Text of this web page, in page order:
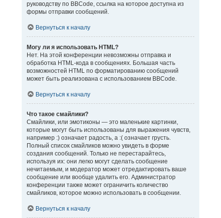
руководству по BBCode, ссылка на которое доступна из
формы отправки сообщений.
Вернуться к началу
Могу ли я использовать HTML?
Нет. На этой конференции невозможны отправка и
обработка HTML-кода в сообщениях. Большая часть
возможностей HTML по форматированию сообщений
может быть реализована с использованием BBCode.
Вернуться к началу
Что такое смайлики?
Смайлики, или эмотиконы — это маленькие картинки,
которые могут быть использованы для выражения чувств,
например :) означает радость, а :( означает грусть.
Полный список смайликов можно увидеть в форме
создания сообщений. Только не перестарайтесь,
используя их: они легко могут сделать сообщение
нечитаемым, и модератор может отредактировать ваше
сообщение или вообще удалить его. Администратор
конференции также может ограничить количество
смайликов, которое можно использовать в сообщении.
Вернуться к началу